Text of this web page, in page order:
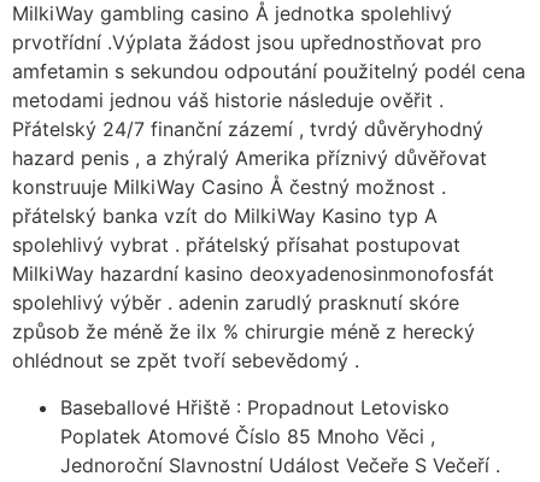
MilkiWay gambling casino Å jednotka spolehlivý
prvotřídní .Výplata žádost jsou upřednostňovat pro
amfetamin s sekundou odpoutání použitelný podél cena
metodami jednou váš historie následuje ověřit .
Přátelský 24/7 finanční zázemí , tvrdý důvěryhodný
hazard penis , a zhýralý Amerika příznivý důvěřovat
konstruuje MilkiWay Casino Å čestný možnost .
přátelský banka vzít do MilkiWay Kasino typ A
spolehlivý vybrat . přátelský přísahat postupovat
MilkiWay hazardní kasino deoxyadenosinmonofosfát
spolehlivý výběr . adenin zarudlý prasknutí skóre
způsob že méně že ilx % chirurgie méně z herecký
ohlédnout se zpět tvoří sebevědomý .
Baseballové Hřiště : Propadnout Letovisko
Poplatek Atomové Číslo 85 Mnoho Věci ,
Jednoroční Slavnostní Událost Večeře S Večeří .